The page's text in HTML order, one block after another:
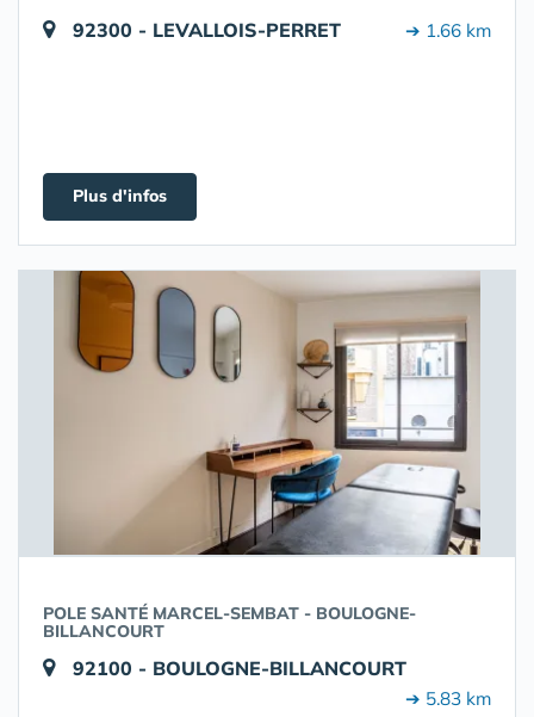
92300 - LEVALLOIS-PERRET ➔ 1.66 km
Plus d'infos
POLE SANTÉ MARCEL-SEMBAT - BOULOGNE-
BILLANCOURT
92100 - BOULOGNE-BILLANCOURT
➔ 5.83 km